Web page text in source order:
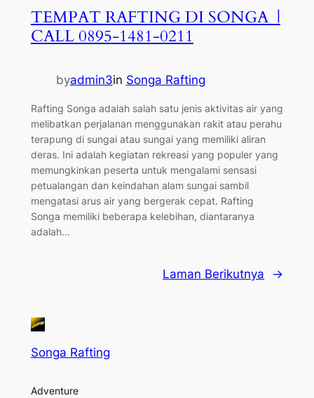
TEMPAT RAFTING DI SONGA |
CALL 0895-1481-0211
byadmin3in Songa Rafting
Rafting Songa adalah salah satu jenis aktivitas air yang
melibatkan perjalanan menggunakan rakit atau perahu
terapung di sungai atau sungai yang memiliki aliran
deras. Ini adalah kegiatan rekreasi yang populer yang
memungkinkan peserta untuk mengalami sensasi
petualangan dan keindahan alam sungai sambil
mengatasi arus air yang bergerak cepat. Rafting
Songa memiliki beberapa kelebihan, diantaranya
adalah…
Laman Berikutnya →
Songa Rafting
Adventure